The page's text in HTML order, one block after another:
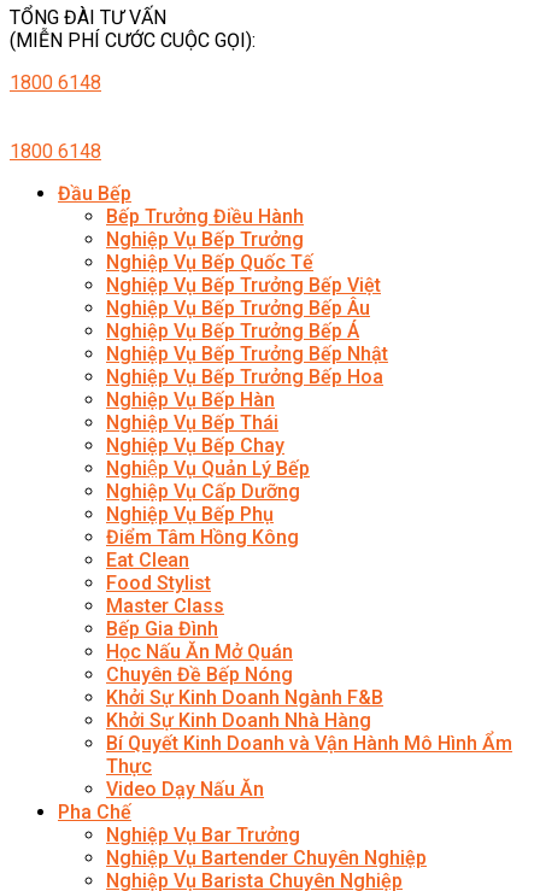
TỔNG ĐÀI TƯ VẤN
(MIỄN PHÍ CƯỚC CUỘC GỌI):
1800 6148
1800 6148
Đầu Bếp
Bếp Trưởng Điều Hành
Nghiệp Vụ Bếp Trưởng
Nghiệp Vụ Bếp Quốc Tế
Nghiệp Vụ Bếp Trưởng Bếp Việt
Nghiệp Vụ Bếp Trưởng Bếp Âu
Nghiệp Vụ Bếp Trưởng Bếp Á
Nghiệp Vụ Bếp Trưởng Bếp Nhật
Nghiệp Vụ Bếp Trưởng Bếp Hoa
Nghiệp Vụ Bếp Hàn
Nghiệp Vụ Bếp Thái
Nghiệp Vụ Bếp Chay
Nghiệp Vụ Quản Lý Bếp
Nghiệp Vụ Cấp Dưỡng
Nghiệp Vụ Bếp Phụ
Điểm Tâm Hồng Kông
Eat Clean
Food Stylist
Master Class
Bếp Gia Đình
Học Nấu Ăn Mở Quán
Chuyên Đề Bếp Nóng
Khởi Sự Kinh Doanh Ngành F&B
Khởi Sự Kinh Doanh Nhà Hàng
Bí Quyết Kinh Doanh và Vận Hành Mô Hình Ẩm
Thực
Video Dạy Nấu Ăn
Pha Chế
Nghiệp Vụ Bar Trưởng
Nghiệp Vụ Bartender Chuyên Nghiệp
Nghiệp Vụ Barista Chuyên Nghiệp